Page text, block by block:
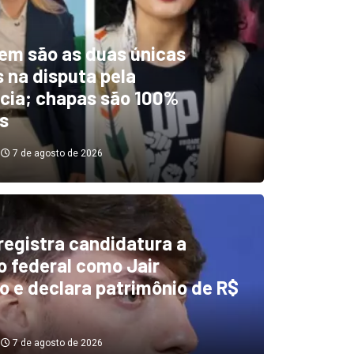
desvios de
emendas Pix
7 de agosto de 2026
são as duas únicas
na disputa pela
chapas são 100%
7 de agosto de 2026
candidatura a
federal como Jair
e declara patrimônio de R$
7 de agosto de 2026